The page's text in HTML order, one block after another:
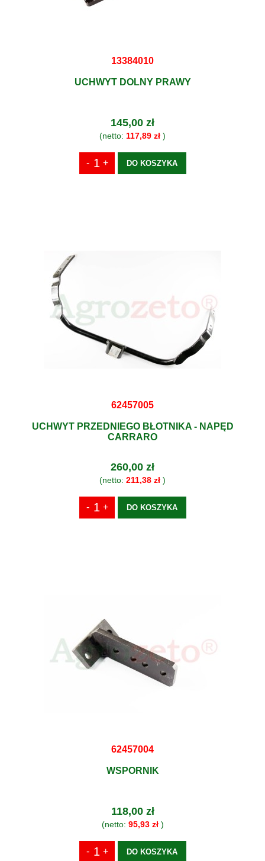
13384010
UCHWYT DOLNY PRAWY
145,00 zł
(netto: 117,89 zł )
DO KOSZYKA
62457005
UCHWYT PRZEDNIEGO BŁOTNIKA - NAPĘD
CARRARO
260,00 zł
(netto: 211,38 zł )
DO KOSZYKA
62457004
WSPORNIK
118,00 zł
(netto: 95,93 zł)
DO KOSZYKA